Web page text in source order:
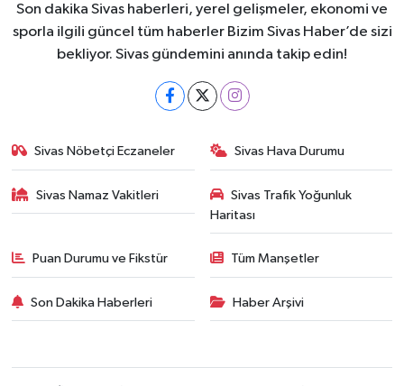
Son dakika Sivas haberleri, yerel gelişmeler, ekonomi ve
sporla ilgili güncel tüm haberler Bizim Sivas Haber’de sizi
bekliyor. Sivas gündemini anında takip edin!
Sivas Nöbetçi Eczaneler Sivas Hava Durumu
Sivas Namaz Vakitleri
Sivas Trafik Yoğunluk
Haritası
Puan Durumu ve Fikstür Tüm Manşetler
Son Dakika Haberleri Haber Arşivi